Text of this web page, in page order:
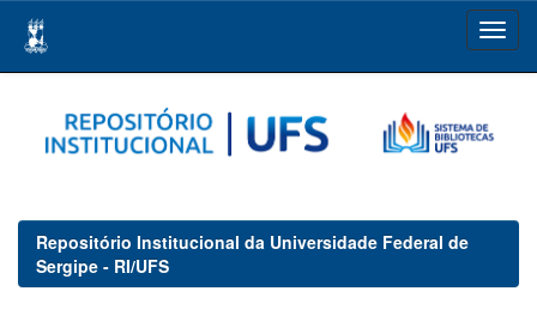
navigation
Repositório Institucional da Universidade Federal de
Sergipe - RI/UFS